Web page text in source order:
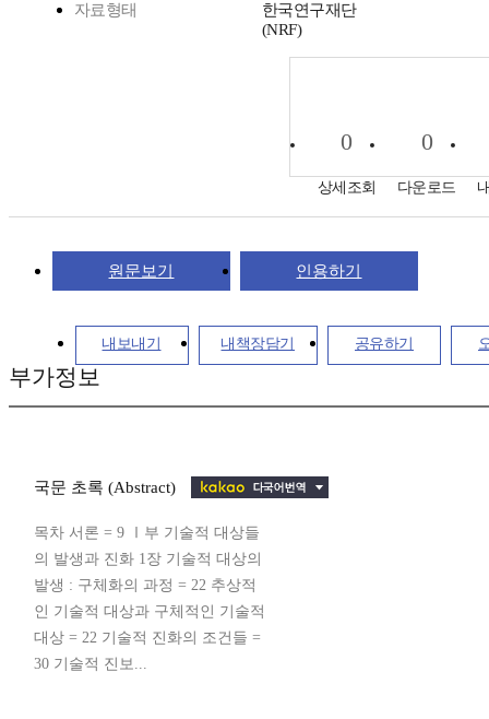
자료형태
한국연구재단
(NRF)
0
상세조회
0
다운로드
원문보기 인용하기
내보내기 내책장담기 공유하기
부가정보
국문 초록 (Abstract)
목차 서론 = 9 Ⅰ부 기술적 대상들
의 발생과 진화 1장 기술적 대상의
발생 : 구체화의 과정 = 22 추상적
인 기술적 대상과 구체적인 기술적
대상 = 22 기술적 진화의 조건들 =
30 기술적 진보...